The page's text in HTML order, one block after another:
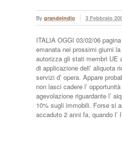
By grandeindio 3 Febbraio
ITALIA OGGI 03/02/06
emanata nei prossimi giurni
autorizza gli stati membri UE
di applicazione dell’ aliquota
servizi d’ opera. Appare
non lasci cadere l’
agevolazione riguardante l’
10% sugli immobili. Forse si
accaduto 2 anni fa, quando l’